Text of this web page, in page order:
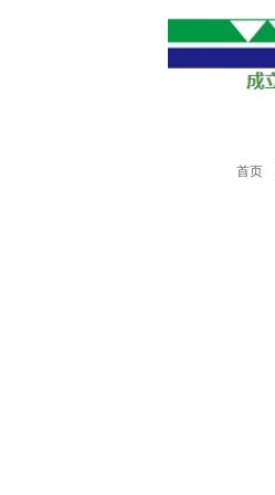
首页